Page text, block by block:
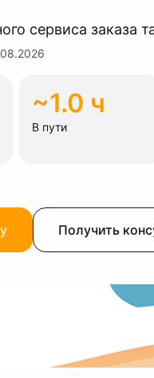
сервиса заказа
~1.0 ч
В пути
Получить